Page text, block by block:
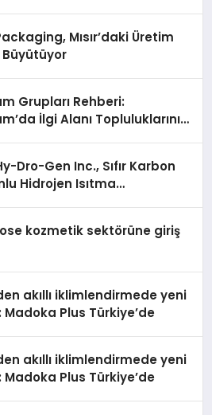
Mısır’daki Üretim
Büyütüyor
Grupları Rehberi:
İlgi Alanı Topluluklarını
Dro-Gen Inc., Sıfır Karbon
Hidrojen Isıtma
kozmetik sektörüne giriş
akıllı iklimlendirmede yeni
Plus Türkiye’de
akıllı iklimlendirmede yeni
Plus Türkiye’de